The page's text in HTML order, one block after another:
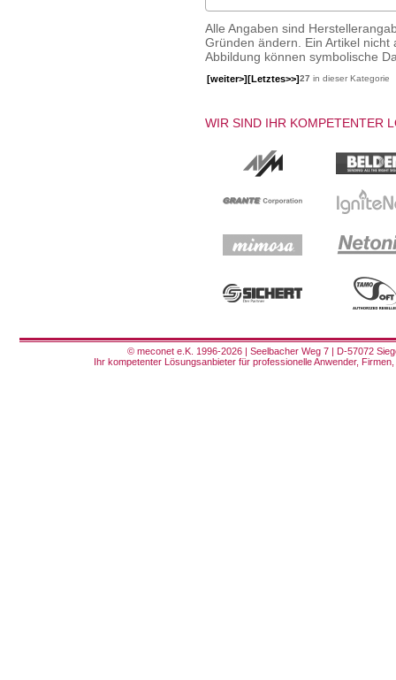
Alle Angaben sind
Gründen ändern. Ein Artikel
Abbildung können symbolische
[weiter>][Letztes>>]27 in dieser Kategorie
WIR SIND IHR KOMPETENTER
© meconet e.K. 1996-2026 | Seelbacher Weg 7 | D-57072
Ihr kompetenter Lösungsanbieter für professionelle Anwender,